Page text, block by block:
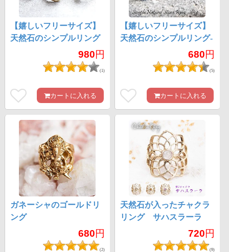
【嬉しいフリーサイズ】
天然石のシンプルリング
980円
(1)
カートに入れる
【嬉しいフリーサイズ】
天然石のシンプルリング-
680円
(5)
カートに入れる
ガネーシャのゴールドリ
ング
680円
(2)
天然石が入ったチャクラ
リング サハスラーラ
720円
(9)